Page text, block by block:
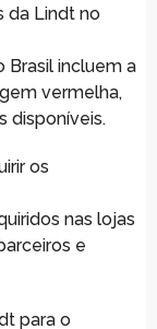
da Lindt no
Brasil incluem a
vermelha,
disponíveis.
os
nas lojas
e
para o